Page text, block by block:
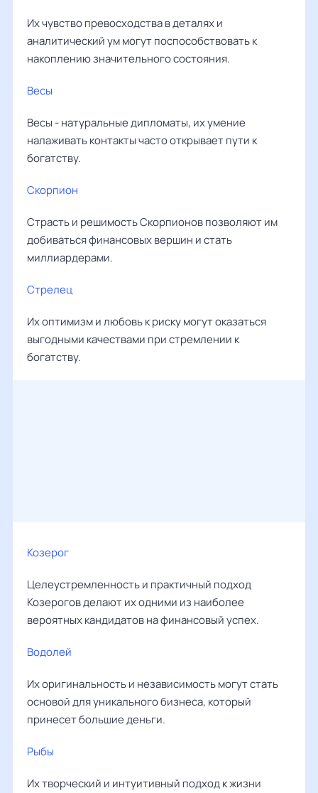
Их чувство превосходства в деталях и
аналитический ум могут поспособствовать к
накоплению значительного состояния.
Весы
Весы - натуральные дипломаты, их умение
налаживать контакты часто открывает пути к
богатству.
Скорпион
Страсть и решимость Скорпионов позволяют им
добиваться финансовых вершин и стать
миллиардерами.
Стрелец
Их оптимизм и любовь к риску могут оказаться
выгодными качествами при стремлении к
богатству.
Козерог
Целеустремленность и практичный подход
Козерогов делают их одними из наиболее
вероятных кандидатов на финансовый успех.
Водолей
Их оригинальность и независимость могут стать
основой для уникального бизнеса, который
принесет большие деньги.
Рыбы
Их творческий и интуитивный подход к жизни